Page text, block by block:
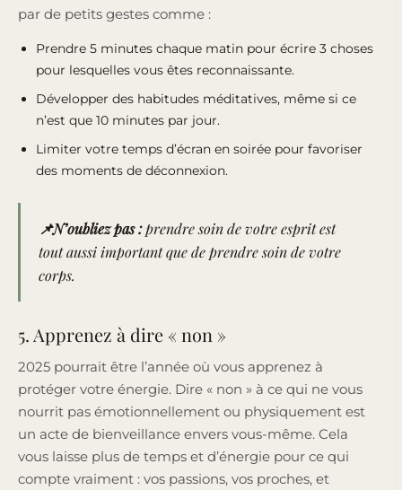
par de petits gestes comme :
Prendre 5 minutes chaque matin pour écrire 3 choses
pour lesquelles vous êtes reconnaissante.
Développer des habitudes méditatives, même si ce
n’est que 10 minutes par jour.
Limiter votre temps d’écran en soirée pour favoriser
des moments de déconnexion.
📌N’oubliez pas :prendre soin de votre esprit est
tout aussi important que de prendre soin de votre
corps.
5. Apprenez à dire « non »
2025 pourrait être l’année où vous apprenez à
protéger votre énergie. Dire « non » à ce qui ne vous
nourrit pas émotionnellement ou physiquement est
un acte de bienveillance envers vous-même. Cela
vous laisse plus de temps et d’énergie pour ce qui
compte vraiment : vos passions, vos proches, et